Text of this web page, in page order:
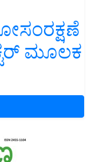
ಮೂಲಕ